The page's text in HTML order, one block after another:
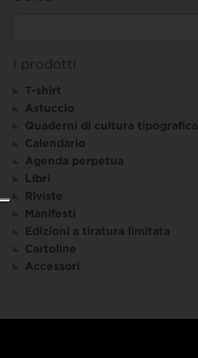
I prodotti
T-shirt
Astuccio
Quaderni di cultura tipografica
Calendario
Agenda perpetua
Libri
Riviste
Manifesti
Edizioni a tiratura limitata
Cartoline
Accessori